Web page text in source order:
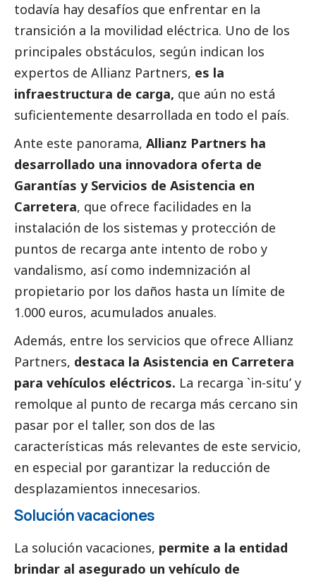
todavía hay desafíos que enfrentar en la
transición a la movilidad eléctrica. Uno de los
principales obstáculos, según indican los
expertos de Allianz Partners, es la
infraestructura de carga, que aún no está
suficientemente desarrollada en todo el país.
Ante este panorama, Allianz Partners ha
desarrollado una innovadora oferta de
Garantías y Servicios de Asistencia en
Carretera, que ofrece facilidades en la
instalación de los sistemas y protección de
puntos de recarga ante intento de robo y
vandalismo, así como indemnización al
propietario por los daños hasta un límite de
1.000 euros, acumulados anuales.
Además, entre los servicios que ofrece Allianz
Partners, destaca la Asistencia en Carretera
para vehículos eléctricos. La recarga `in-situ’ y
remolque al punto de recarga más cercano sin
pasar por el taller, son dos de las
características más relevantes de este servicio,
en especial por garantizar la reducción de
desplazamientos innecesarios.
Solución vacaciones
La solución vacaciones, permite a la entidad
brindar al asegurado un vehículo de